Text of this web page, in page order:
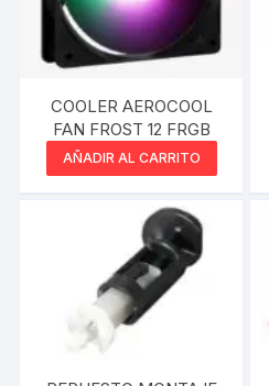
COOLER AEROCOOL
FAN FROST 12 FRGB
AÑADIR AL CARRITO